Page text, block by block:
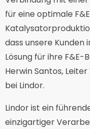
für eine optimale
dass unsere Kunden
Lösung für ihre F&E-
Herwin Santos,
bei Lindor.
Lindor ist ein
einzigartiger